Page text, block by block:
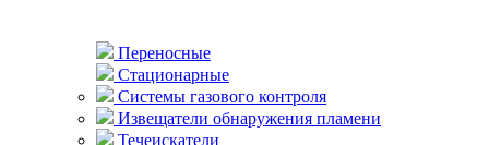
Переносные
Стационарные
Системы газового контроля
Извещатели обнаружения пламени
Течеискатели